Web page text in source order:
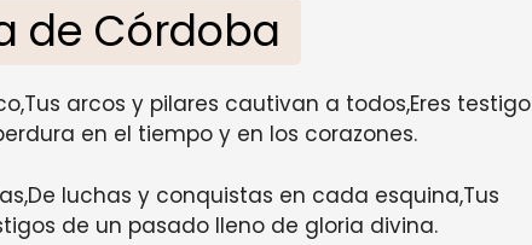
de Córdoba
arcos y pilares cautivan a todos,Eres testigo
en el tiempo y en los corazones.
luchas y conquistas en cada esquina,Tus
de un pasado lleno de gloria divina.